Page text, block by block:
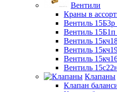
Вентили
Краны в
Вентиль 15Б3р
Вентиль
Вентиль
Вентиль
Вентиль
Вентиль
Клапаны
Клапан